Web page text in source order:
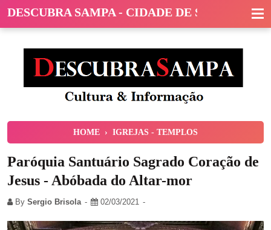
DESCUBRA SAMPA - CIDADE DE SÃO PAULO
HOME › IGREJAS - TEMPLOS
Paróquia Santuário Sagrado Coração de
Jesus - Abóbada do Altar-mor
By Sergio Brisola 02/03/2021